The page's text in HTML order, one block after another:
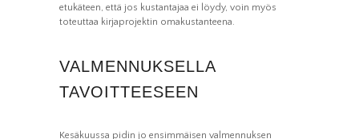
etukäteen, että jos kustantajaa ei löydy, voin myös
toteuttaa kirjaprojektin omakustanteena.
VALMENNUKSELLA
TAVOITTEESEEN
Kesäkuussa pidin jo ensimmäisen valmennuksen